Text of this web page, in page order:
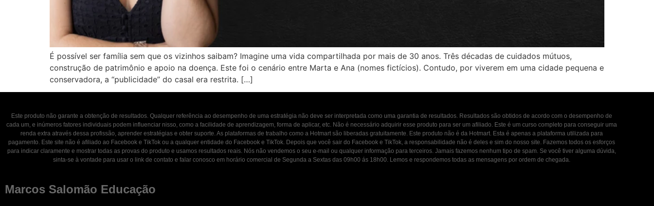
É possível ser família sem que os vizinhos saibam? Imagine uma vida compartilhada por mais de 30 anos. Três décadas de cuidados mútuos,
construção de patrimônio e apoio na doença. Este foi o cenário entre Marta e Ana (nomes fictícios). Contudo, por viverem em uma cidade pequena e
conservadora, a “publicidade” do casal era restrita. […]
Este produto não garante a obtenção de resultados. Qualquer referência ao desempenho de uma estratégia não deve ser interpretada como uma garantia de resultados. Resultados são obtidos de acordo com o desempenho de
cada um, e inúmeros fatores individuais podem influenciar nisso, como a facilidade de aprendizagem, forma de aplicar, etc. Não é necessário adquirir esse produto para ser um afiliado. Este é um curso completo para conseguir uma
renda extra através dessa profissão, aprender estratégias e obter suporte. As plataformas de trabalho como a Hotmart são liberadas gratuitamente. Este produto não é da Hotmart. Esta é apenas a plataforma utilizada para
pagamento. Este site não é afiliado ao Facebook e TikTok ou a qualquer entidade do Facebook e TikTok. Depois que você sair do Facebook e TikTok, a responsabilidade não é deles e sim do nosso site. Fazemos todos os esforços
para indicar claramente e mostrar todas as provas do produto e usamos resultados reais. Nós não vendemos o seu e-mail ou qualquer informação para terceiros. Jamais fazemos nenhum tipo de spam. Se você tiver alguma dúvida,
sinta-se à vontade para usar o link de contato e falar conosco em horário comercial de Segunda a Sextas das 09h00 ás 18h00. Lemos e respondemos todas as mensagens por ordem de chegada.
Marcos Salomão Educação